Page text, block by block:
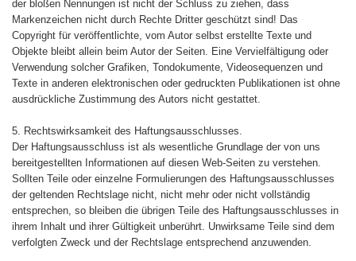
der bloßen Nennungen ist nicht der Schluss zu ziehen, dass
Markenzeichen nicht durch Rechte Dritter geschützt sind! Das
Copyright für veröffentlichte, vom Autor selbst erstellte Texte und
Objekte bleibt allein beim Autor der Seiten. Eine Vervielfältigung oder
Verwendung solcher Grafiken, Tondokumente, Videosequenzen und
Texte in anderen elektronischen oder gedruckten Publikationen ist ohne
ausdrückliche Zustimmung des Autors nicht gestattet.
5. Rechtswirksamkeit des Haftungsausschlusses.
Der Haftungsausschluss ist als wesentliche Grundlage der von uns
bereitgestellten Informationen auf diesen Web-Seiten zu verstehen.
Sollten Teile oder einzelne Formulierungen des Haftungsausschlusses
der geltenden Rechtslage nicht, nicht mehr oder nicht vollständig
entsprechen, so bleiben die übrigen Teile des Haftungsausschlusses in
ihrem Inhalt und ihrer Gültigkeit unberührt. Unwirksame Teile sind dem
verfolgten Zweck und der Rechtslage entsprechend anzuwenden.